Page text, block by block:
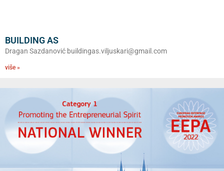
BUILDING AS
Dragan Sazdanović buildingas.viljuskari@gmail.com
više »